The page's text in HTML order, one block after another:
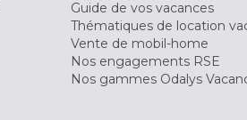
Guide de vos vacances
Thématiques de location
Vente de mobil-home
Nos engagements RSE
Nos gammes Odalys